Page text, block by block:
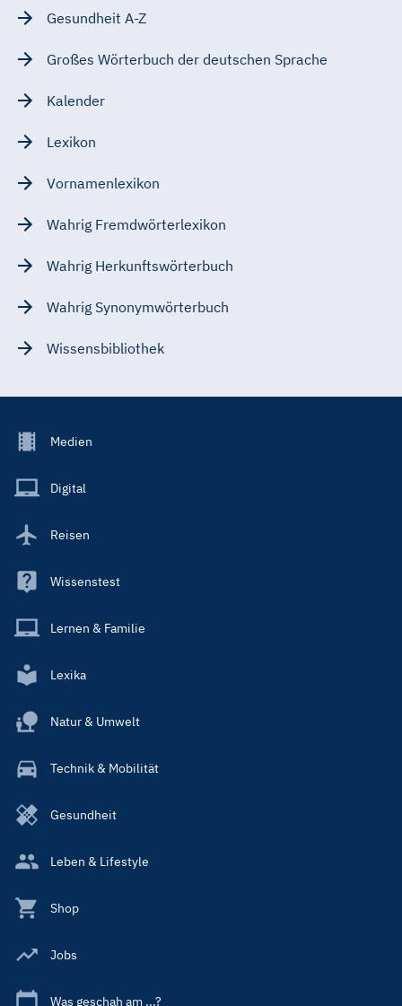
Gesundheit A-Z
Großes Wörterbuch der deutschen Sprache
Kalender
Lexikon
Vornamenlexikon
Wahrig Fremdwörterlexikon
Wahrig Herkunftswörterbuch
Wahrig Synonymwörterbuch
Wissensbibliothek
Footer
Main
Medien
Digital
Reisen
Wissenstest
Lernen & Familie
Lexika
Natur & Umwelt
Technik & Mobilität
Gesundheit
Leben & Lifestyle
Shop
Jobs
Was geschah am ...?